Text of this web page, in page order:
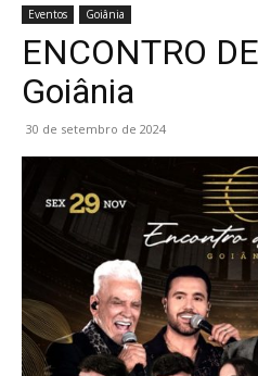
Eventos Goiânia
ENCONTRO
Goiânia
30 de setembro de 2024